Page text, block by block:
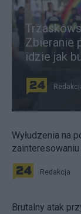
Zbieranie
idzie jak
Wyłudzenia na
zainteresowaniu
Redakcja
Brutalny atak